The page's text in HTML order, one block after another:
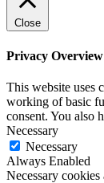
Close
Privacy Overview
This website uses
working of basic
consent. You also
Necessary
Necessary
Always Enabled
Necessary